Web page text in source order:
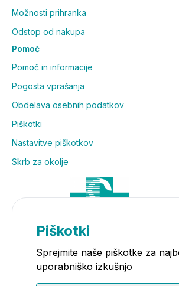
Možnosti prihranka
Odstop od nakupa
Pomoč
Pomoč in informacije
Pogosta vprašanja
Obdelava osebnih podatkov
Piškotki
Nastavitve piškotkov
Skrb za okolje
Piškotki
Sprejmite naše piškotke za
uporabniško izkušnjo